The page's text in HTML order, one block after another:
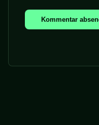
Kommentar